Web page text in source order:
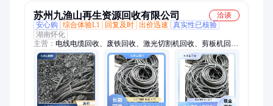
苏州九渔山再生资源回收有限公司
洽谈
安心购
综合体验L1 回复及时 出价迅速
真实性已核验
湖南怀化
主营： 电线电缆回收、废铁回收、激光切割机回收、剪板机回
收、折弯机回收、雕刻机回收、制冷设备